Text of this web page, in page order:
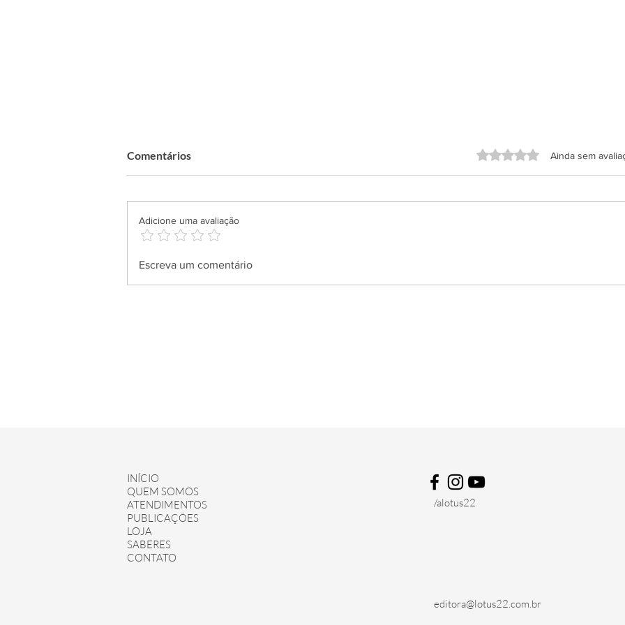
Especial TPM: não mate a
Comentários Avaliado com 0 de 5 estrelas.
Ainda sem
Adicione uma avaliação
Escreva um comentário
INÍCIO
QUEM SOMOS
ATENDIMENTOS
PUBLICAÇÕES
LOJA
SABERES
CONTATO
/alotus22
editora@lotus22.com.br